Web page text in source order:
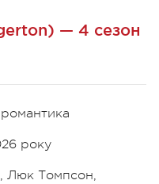
— 4 сезон
року
Люк Томпсон,